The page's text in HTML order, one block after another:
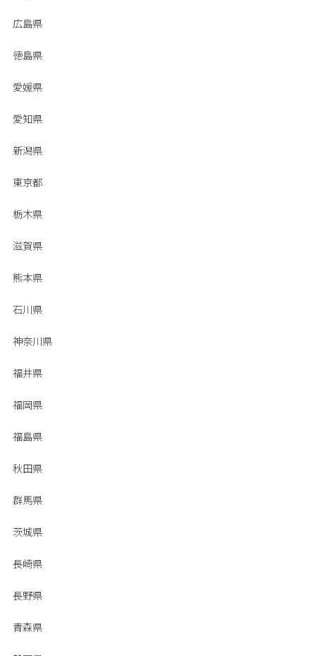
広島県
徳島県
愛媛県
愛知県
新潟県
東京都
栃木県
滋賀県
熊本県
石川県
神奈川県
福井県
福岡県
福島県
秋田県
群馬県
茨城県
長崎県
長野県
青森県